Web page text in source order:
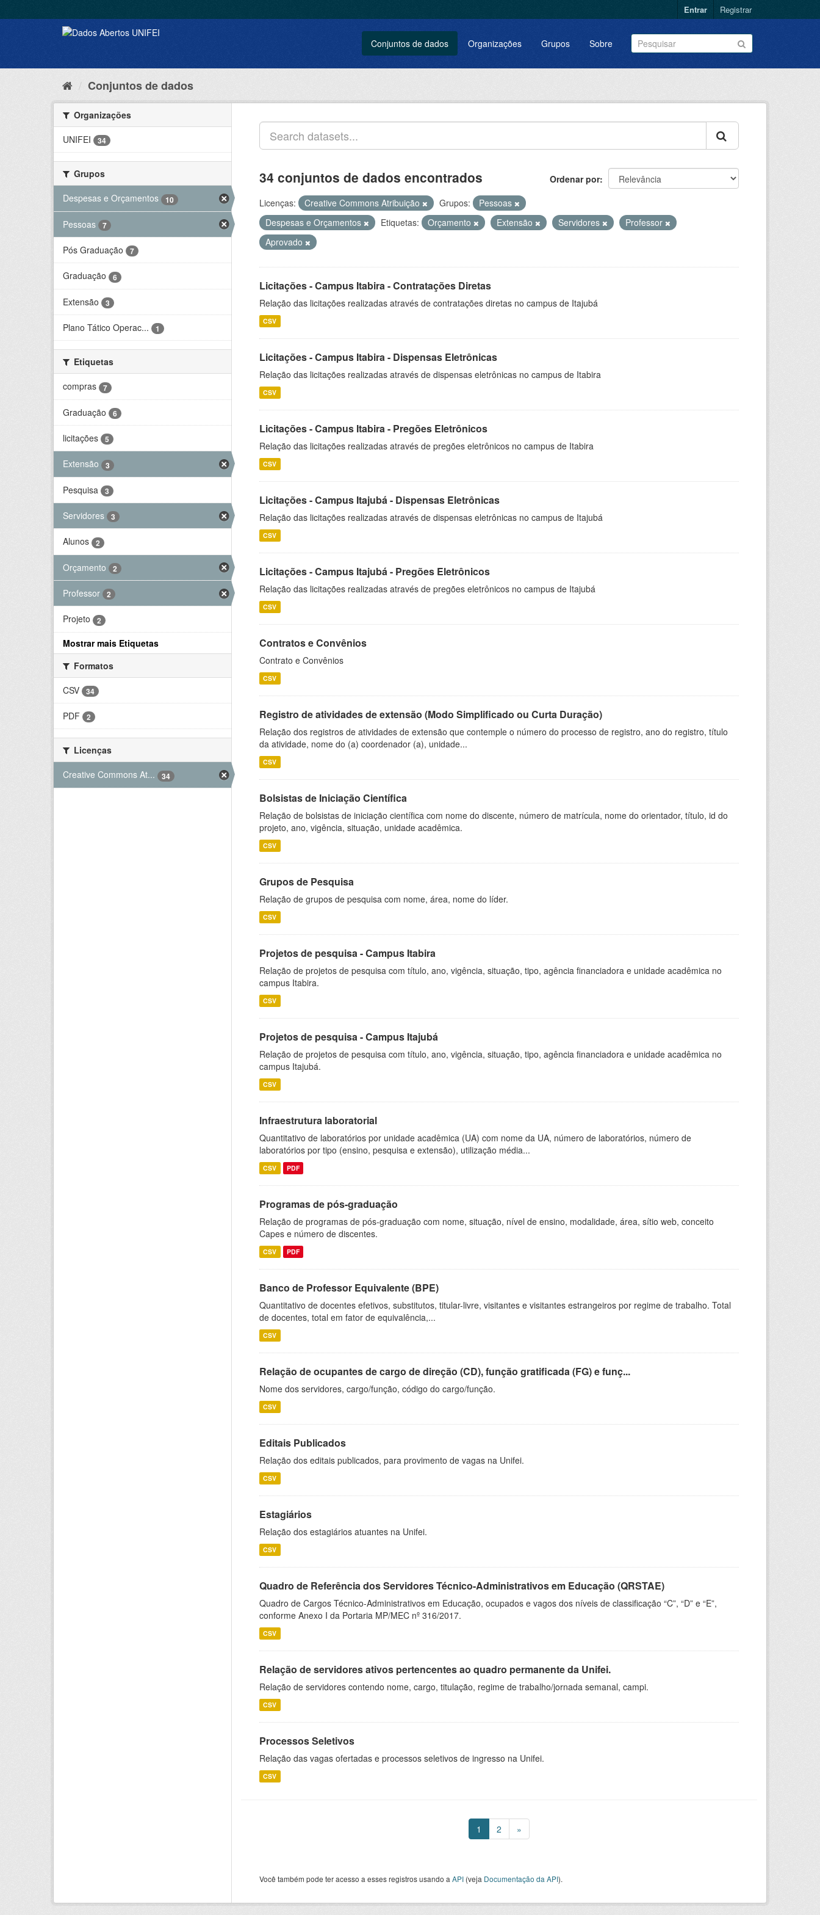
Entrar Registrar
Conjuntos de dados Organizações Grupos Sobre
Conjuntos de dados
Organizações
UNIFEI
34
Grupos
Despesas e Orçamentos
10
Pessoas 7
Pós Graduação 7
Graduação 6
Extensão 3
Plano Tático Operac... 1
Etiquetas
compras
7
Graduação 6
licitações 5
Extensão 3
Pesquisa 3
Servidores 3
Alunos 2
Orçamento 2
Professor 2
Projeto 2
Mostrar mais Etiquetas
Formatos
CSV
34
PDF 2
Licenças
Creative Commons At...
34
Ordenar por
34 conjuntos de dados encontrados
Licenças: Creative Commons Atribuição Grupos:
Pessoas
Despesas e Orçamentos
Etiquetas: Orçamento Extensão Servidores
Professor
Aprovado
Licitações - Campus Itabira - Contratações Diretas
Relação das licitações realizadas através de contratações diretas no campus de Itajubá
CSV
Licitações - Campus Itabira - Dispensas Eletrônicas
Relação das licitações realizadas através de dispensas eletrônicas no campus de Itabira
CSV
Licitações - Campus Itabira - Pregões Eletrônicos
Relação das licitações realizadas através de pregões eletrônicos no campus de Itabira
CSV
Licitações - Campus Itajubá - Dispensas Eletrônicas
Relação das licitações realizadas através de dispensas eletrônicas no campus de Itajubá
CSV
Licitações - Campus Itajubá - Pregões Eletrônicos
Relação das licitações realizadas através de pregões eletrônicos no campus de Itajubá
CSV
Contratos e Convênios
Contrato e Convênios
CSV
Registro de atividades de extensão (Modo Simplificado ou Curta Duração)
Relação dos registros de atividades de extensão que contemple o número do processo de registro, ano do registro, título
da atividade, nome do (a) coordenador (a), unidade...
CSV
Bolsistas de Iniciação Científica
Relação de bolsistas de iniciação científica com nome do discente, número de matrícula, nome do orientador, título, id do
projeto, ano, vigência, situação, unidade acadêmica.
CSV
Grupos de Pesquisa
Relação de grupos de pesquisa com nome, área, nome do líder.
CSV
Projetos de pesquisa - Campus Itabira
Relação de projetos de pesquisa com título, ano, vigência, situação, tipo, agência financiadora e unidade acadêmica no
campus Itabira.
CSV
Projetos de pesquisa - Campus Itajubá
Relação de projetos de pesquisa com título, ano, vigência, situação, tipo, agência financiadora e unidade acadêmica no
campus Itajubá.
CSV
Infraestrutura laboratorial
Quantitativo de laboratórios por unidade acadêmica (UA) com nome da UA, número de laboratórios, número de
laboratórios por tipo (ensino, pesquisa e extensão), utilização média...
CSV PDF
Programas de pós-graduação
Relação de programas de pós-graduação com nome, situação, nível de ensino, modalidade, área, sítio web, conceito
Capes e número de discentes.
CSV PDF
Banco de Professor Equivalente (BPE)
Quantitativo de docentes efetivos, substitutos, titular-livre, visitantes e visitantes estrangeiros por regime de trabalho. Total
de docentes, total em fator de equivalência,...
CSV
Relação de ocupantes de cargo de direção (CD), função gratificada (FG) e funç...
Nome dos servidores, cargo/função, código do cargo/função.
CSV
Editais Publicados
Relação dos editais publicados, para provimento de vagas na Unifei.
CSV
Estagiários
Relação dos estagiários atuantes na Unifei.
CSV
Quadro de Referência dos Servidores Técnico-Administrativos em Educação (QRSTAE)
Quadro de Cargos Técnico-Administrativos em Educação, ocupados e vagos dos níveis de classificação “C”, “D” e “E”,
conforme Anexo I da Portaria MP/MEC nº 316/2017.
CSV
Relação de servidores ativos pertencentes ao quadro permanente da Unifei.
Relação de servidores contendo nome, cargo, titulação, regime de trabalho/jornada semanal, campi.
CSV
Processos Seletivos
Relação das vagas ofertadas e processos seletivos de ingresso na Unifei.
CSV
1 2 »
Você também pode ter acesso a esses registros usando a API (veja Documentação da API).